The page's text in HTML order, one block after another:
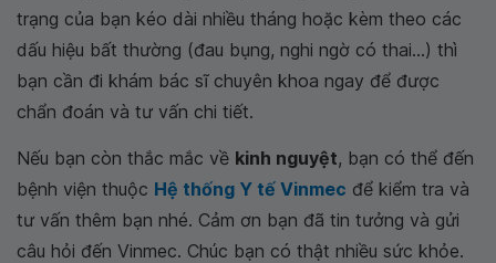
trạng của bạn kéo dài nhiều tháng hoặc kèm theo các
dấu hiệu bất thường (đau bụng, nghi ngờ có thai...) thì
bạn cần đi khám bác sĩ chuyên khoa ngay để được
chẩn đoán và tư vấn chi tiết.
Nếu bạn còn thắc mắc về kinh nguyệt, bạn có thể đến
bệnh viện thuộc Hệ thống Y tế Vinmec để kiểm tra và
tư vấn thêm bạn nhé. Cảm ơn bạn đã tin tưởng và gửi
câu hỏi đến Vinmec. Chúc bạn có thật nhiều sức khỏe.